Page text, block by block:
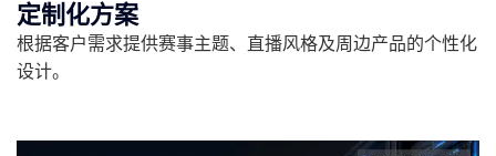
定制化方案
根据客户需求提供赛事主题、直播风格及周边产品的个性化
设计。